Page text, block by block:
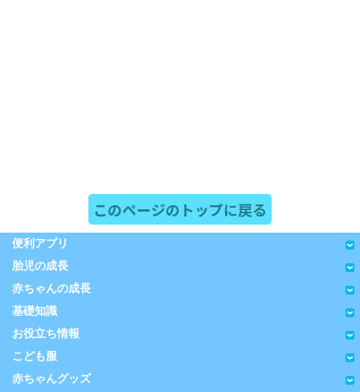
このページのトップに戻る
便利アプリ
胎児の成長
赤ちゃんの成長
基礎知識
お役立ち情報
こども服
赤ちゃんグッズ